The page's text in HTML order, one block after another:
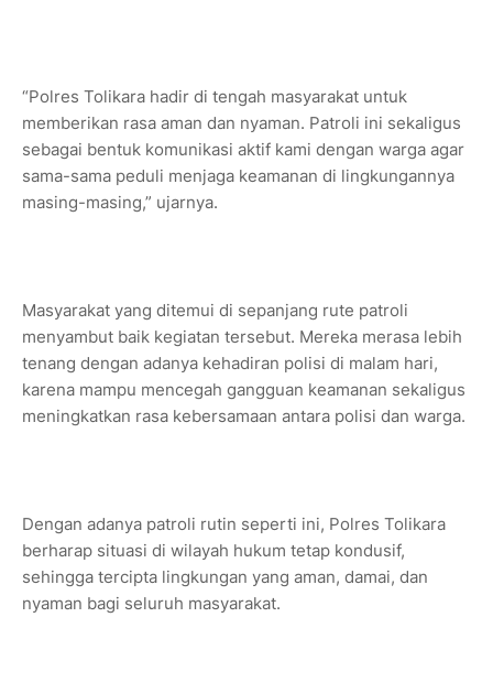
“Polres Tolikara hadir di tengah masyarakat untuk
memberikan rasa aman dan nyaman. Patroli ini sekaligus
sebagai bentuk komunikasi aktif kami dengan warga agar
sama-sama peduli menjaga keamanan di lingkungannya
masing-masing,” ujarnya.
Masyarakat yang ditemui di sepanjang rute patroli
menyambut baik kegiatan tersebut. Mereka merasa lebih
tenang dengan adanya kehadiran polisi di malam hari,
karena mampu mencegah gangguan keamanan sekaligus
meningkatkan rasa kebersamaan antara polisi dan warga.
Dengan adanya patroli rutin seperti ini, Polres Tolikara
berharap situasi di wilayah hukum tetap kondusif,
sehingga tercipta lingkungan yang aman, damai, dan
nyaman bagi seluruh masyarakat.